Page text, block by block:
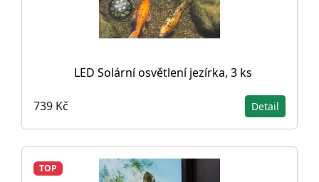
LED Solární osvětlení jezírka, 3 ks
739 Kč Detail
TOP